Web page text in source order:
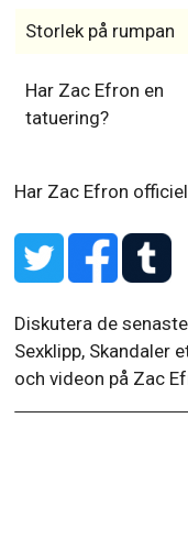
Storlek på rumpan
Har Zac Efron en
tatuering?
Har Zac Efron
Diskutera de
Sexklipp, Skandaler
och videon på Zac